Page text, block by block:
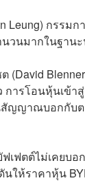
Leung) กรร
วนมากในฐาน
ต (David
การโอนหุ้นเข้า
สัญญาณบอกกับ
เฟตต์ไม่เคยบ
ให้ราคาหุ้น